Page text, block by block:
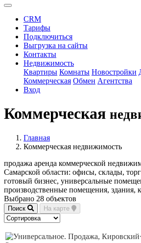
CRM
Тарифы
Подключиться
Выгрузка на сайты
Контакты
Недвижимость
Квартиры Комнаты Новостройки
Коммерческая Обмен Агентства
Вход
Коммерческая
Главная
Коммерческая недвижимость
продажа аренда коммерческой
Самарской области: офисы, склады,
готовый бизнес, универсальные
производственные помещения, здания,
Выбрано 28 объектов
Поиск На карте